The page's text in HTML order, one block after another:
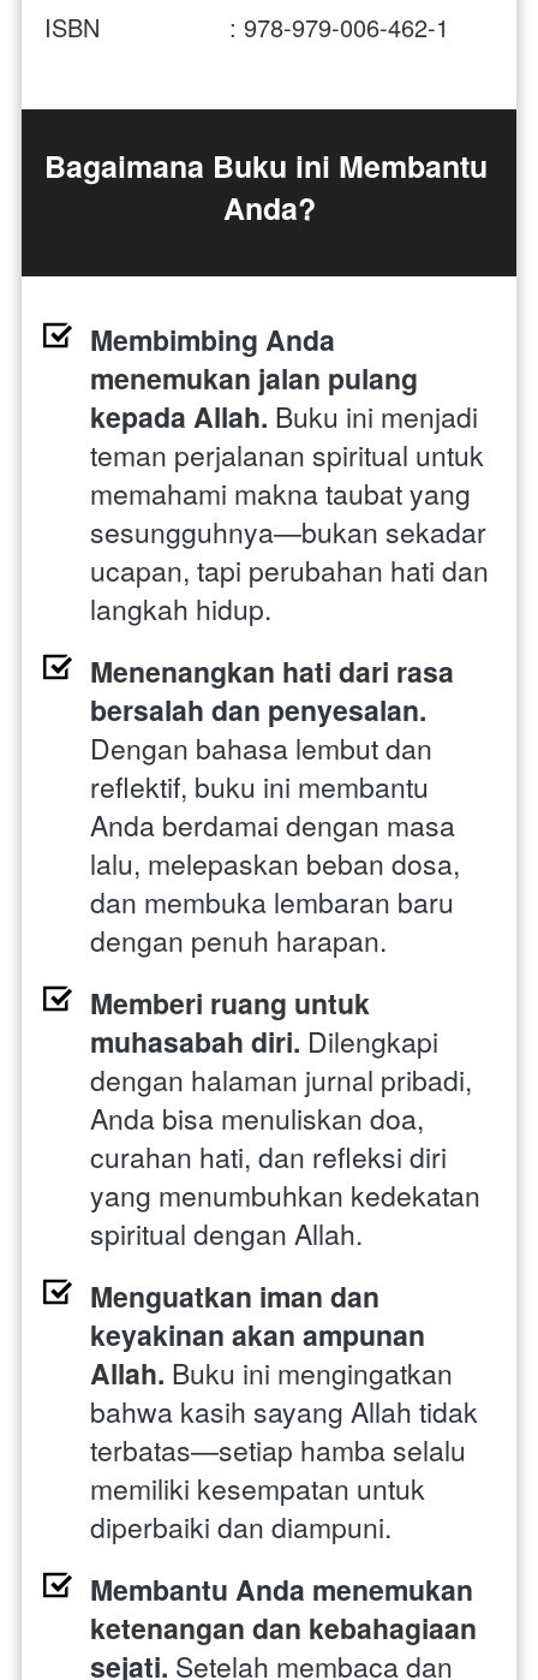
ISBN                  : 978-979-006-462-1
Bagaimana Buku ini Membantu
Anda?
Membimbing Anda
menemukan jalan pulang
kepada Allah. Buku ini menjadi
teman perjalanan spiritual untuk
memahami makna taubat yang
sesungguhnya—bukan sekadar
ucapan, tapi perubahan hati dan
langkah hidup.
Menenangkan hati dari rasa
Dengan bahasa lembut dan
reflektif, buku ini membantu
Anda berdamai dengan masa
lalu, melepaskan beban dosa,
dan membuka lembaran baru
dengan penuh harapan.
Memberi ruang untuk
muhasabah diri. Dilengkapi
dengan halaman jurnal pribadi,
Anda bisa menuliskan doa,
curahan hati, dan refleksi diri
yang menumbuhkan kedekatan
spiritual dengan Allah.
Menguatkan iman dan
keyakinan akan ampunan
Allah. Buku ini mengingatkan
bahwa kasih sayang Allah tidak
terbatas—setiap hamba selalu
memiliki kesempatan untuk
diperbaiki dan diampuni.
Membantu Anda menemukan
ketenangan dan kebahagiaan
sejati. Setelah membaca dan